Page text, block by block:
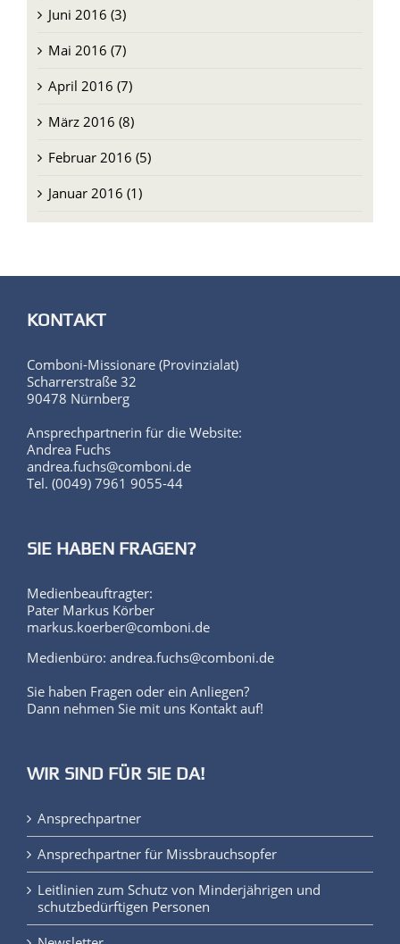
Juni 2016 (3)
Mai 2016 (7)
April 2016 (7)
März 2016 (8)
Februar 2016 (5)
Januar 2016 (1)
KONTAKT
Comboni-Missionare (Provinzialat)
Scharrerstraße 32
90478 Nürnberg
Ansprechpartnerin für die Website:
Andrea Fuchs
andrea.fuchs@comboni.de
Tel. (0049) 7961 9055-44
SIE HABEN FRAGEN?
Medienbeauftragter:
Pater Markus Körber
markus.koerber@comboni.de
Medienbüro: andrea.fuchs@comboni.de
Sie haben Fragen oder ein Anliegen?
Dann nehmen Sie mit uns Kontakt auf!
WIR SIND FÜR SIE DA!
Ansprechpartner
Ansprechpartner für Missbrauchsopfer
Leitlinien zum Schutz von Minderjährigen und
schutzbedürftigen Personen